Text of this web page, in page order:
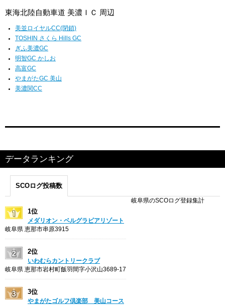
東海北陸自動車道 美濃ＩＣ 周辺
美並ロイヤルCC(閉鎖)
TOSHIN さくら Hills GC
ぎふ美濃GC
明智GC かしお
高富GC
やまがたGC 美山
美濃関CC
データランキング
SCOログ投稿数
岐阜県のSCOログ登録集計
1位
メダリオン・ベルグラビアリゾート
岐阜県 恵那市串原3915
2位
いわむらカントリークラブ
岐阜県 恵那市岩村町飯羽間字小沢山3689-17
3位
やまがたゴルフ倶楽部 美山コース